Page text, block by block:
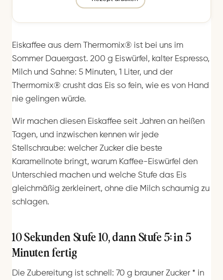
Eiskaffee aus dem Thermomix® ist bei uns im
Sommer Dauergast. 200 g Eiswürfel, kalter Espresso,
Milch und Sahne: 5 Minuten, 1 Liter, und der
Thermomix® crusht das Eis so fein, wie es von Hand
nie gelingen würde.
Wir machen diesen Eiskaffee seit Jahren an heißen
Tagen, und inzwischen kennen wir jede
Stellschraube: welcher Zucker die beste
Karamellnote bringt, warum Kaffee-Eiswürfel den
Unterschied machen und welche Stufe das Eis
gleichmäßig zerkleinert, ohne die Milch schaumig zu
schlagen.
10 Sekunden Stufe 10, dann Stufe 5: in 5
Minuten fertig
Die Zubereitung ist schnell: 70 g brauner Zucker * in